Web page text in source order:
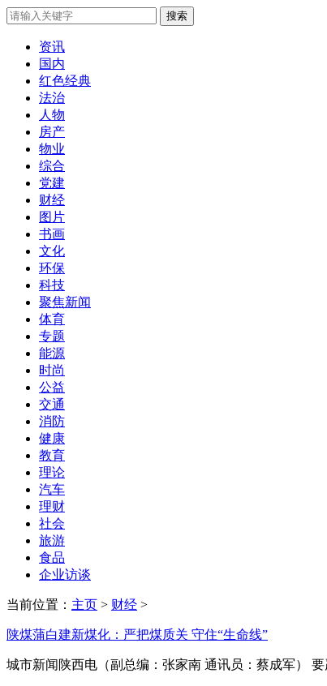
搜索
资讯
国内
红色经典
法治
人物
房产
物业
综合
党建
财经
图片
书画
文化
环保
科技
聚焦新闻
体育
专题
能源
时尚
公益
交通
消防
健康
教育
理论
汽车
理财
社会
旅游
食品
企业访谈
当前位置： 主页 > 财经 >
陕煤蒲白建新煤化：严把煤质关 守住“生命线”
城市新闻陕西电（副总编：张家南 通讯员：蔡成军）